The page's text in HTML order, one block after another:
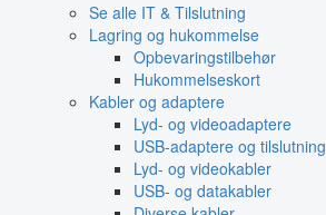
Se alle IT & Tilslutning
Lagring og hukommelse
Opbevaringstilbehør
Hukommelseskort
Kabler og adaptere
Lyd- og videoadaptere
USB-adaptere og tilslutning
Lyd- og videokabler
USB- og datakabler